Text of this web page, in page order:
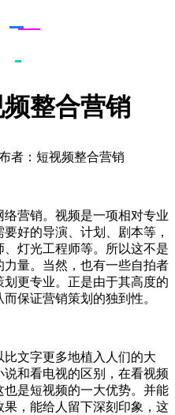
整合营销
者：短视频整合营销
营销。视频是一项相对专业
好的导演、计划、剧本等，
灯光工程师等。所以这不是
量。当然，也有一些自拍者
更专业。正是由于其高度的
保证营销策划的独到性。
文字更多地植入人们的大
和看电视的区别，在看视频
是短视频的一大优势。并能
，能给人留下深刻印象，这